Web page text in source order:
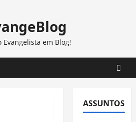
Evangelista em Blog!
ASSUNTOS